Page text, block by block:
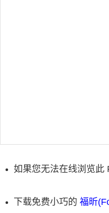
如果您无法在线浏览此
下载免费小巧的福昕